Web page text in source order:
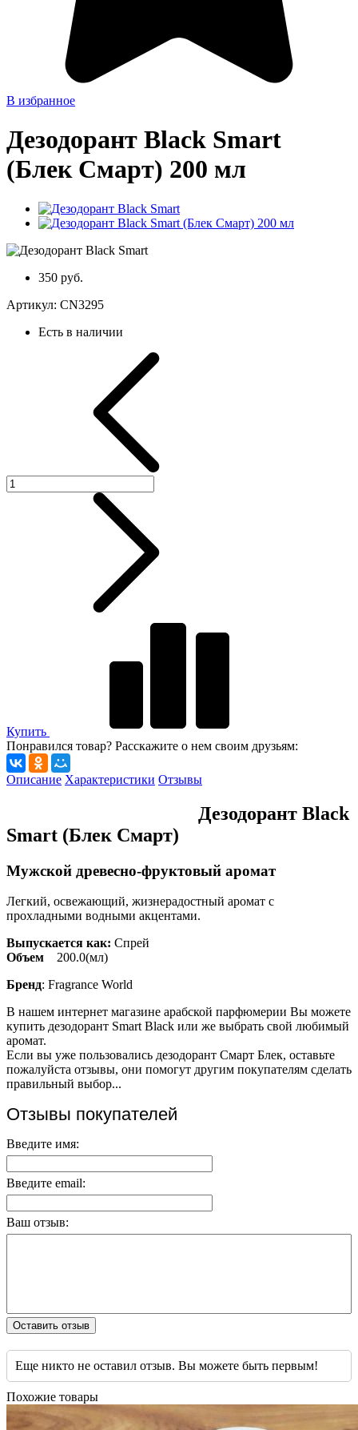
В избранное
Дезодорант Black Smart
(Блек Смарт) 200 мл
350 руб.
Артикул: CN3295
Есть в наличии
Купить
Понравился товар? Расскажите о нем своим друзьям:
Описание Характеристики Отзывы
Дезодорант Black
Smart (Блек Смарт)
Мужской древесно-фруктовый аромат
Легкий, освежающий, жизнерадостный аромат с
прохладными водными акцентами.
Выпускается как: Спрей
Объем 200.0(мл)
Бренд: Fragrance World
В нашем интернет магазине арабской парфюмерии Вы можете
купить дезодорант Smart Black или же выбрать свой любимый
аромат.
Если вы уже пользовались дезодорант Смарт Блек, оставьте
пожалуйста отзывы, они помогут другим покупателям сделать
правильный выбор...
Отзывы покупателей
Введите имя:
Введите email:
Ваш отзыв:
Оставить отзыв
Еще никто не оставил отзыв. Вы можете быть первым!
Похожие товары